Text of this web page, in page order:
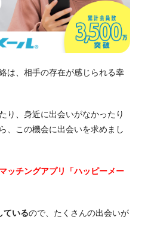
は、相手の存在が感じられる幸
り、身近に出会いがなかったり
、この機会に出会いを求めまし
マッチングアプリ「ハッピーメー
ているので、たくさんの出会いが